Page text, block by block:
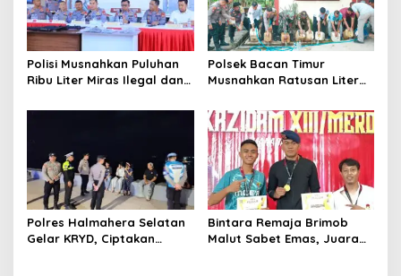
Polisi Musnahkan Puluhan
Ribu Liter Miras Ilegal dan
Peredaran Senjata Api
Polsek Bacan Timur
Musnahkan Ratusan Liter
Wujud Komitmen Menjaga
Kamtibmas
Polres Halmahera Selatan
Gelar KRYD, Ciptakan
Bintara Remaja Brimob
Malut Sabet Emas, Juara